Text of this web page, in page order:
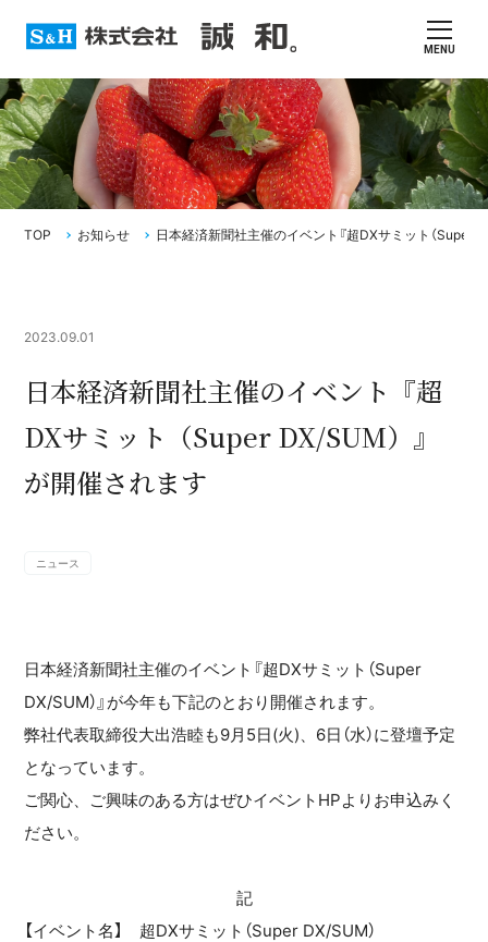
MENU
TOP お知らせ 日本経済新聞社主催のイベント『超DXサミット（Super
2023.09.01
日本経済新聞社主催のイベント『超
DXサミット（Super DX/SUM）』
が開催されます
ニュース
日本経済新聞社主催のイベント『超DXサミット（Super
DX/SUM）』が今年も下記のとおり開催されます。
弊社代表取締役大出浩睦も9月5日(火)、6日（水）に登壇予定
となっています。
ご関心、ご興味のある方はぜひイベントHPよりお申込みく
ださい。
記
【イベント名】 超DXサミット（Super DX/SUM）